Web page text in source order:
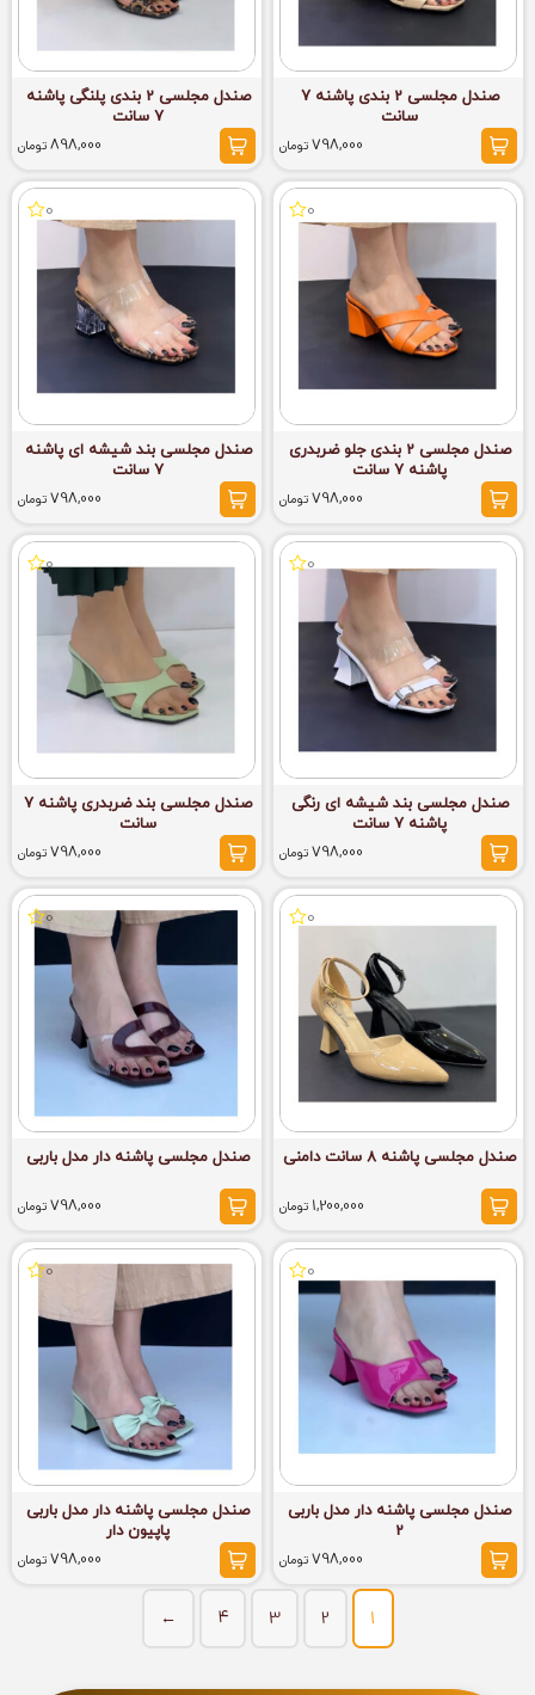
صندل مجلسی 2 بندی پاشنه 7
سانت
798,000تومان
صندل مجلسی 2 بندی پلنگی پاشنه
7 سانت
898,000تومان
0
صندل مجلسی 2 بندی جلو ضربدری
پاشنه 7 سانت
798,000تومان
0
صندل مجلسی بند شیشه ای پاشنه
7 سانت
798,000تومان
0
صندل مجلسی بند شیشه ای رنگی
پاشنه 7 سانت
798,000تومان
0
صندل مجلسی بند ضربدری پاشنه 7
سانت
798,000تومان
0
صندل مجلسی پاشنه 8 سانت دامنی
1,200,000 تومان
0
صندل مجلسی پاشنه دار مدل باربی
798,000تومان
0
صندل مجلسی پاشنه دار مدل باربی
2
798,000تومان
0
صندل مجلسی پاشنه دار مدل باربی
پاپیون دار
798,000تومان
1
2
3
4
←